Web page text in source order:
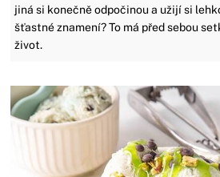
jiná si konečně odpočinou a užijí si
šťastné znamení? To má před sebou
život.